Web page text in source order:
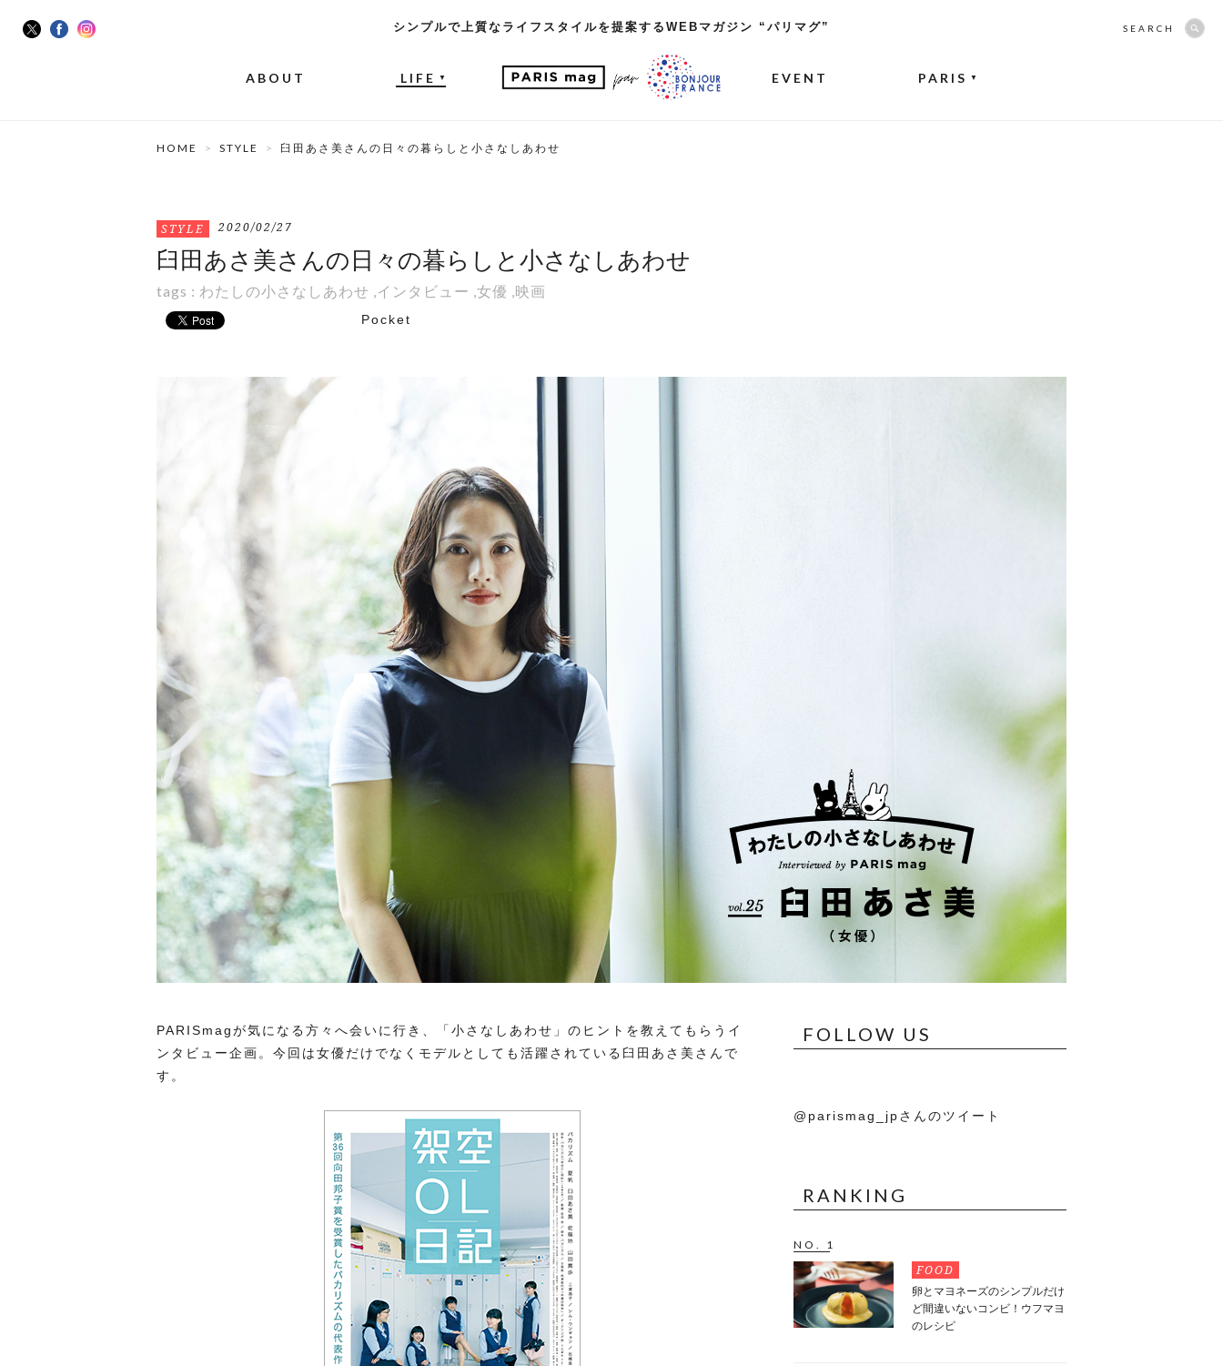
シンプルで上質なライフスタイルを提案するWEBマガジン “パリマグ”
ABOUT LIFE ▼ EVENT PARIS ▼
SEARCH
HOME STYLE 臼田あさ美さんの日々の暮らしと小さなしあわせ
STYLE 2020/02/27
臼田あさ美さんの日々の暮らしと小さなしあわせ
tags : わたしの小さなしあわせ ,インタビュー ,女優 ,映画
Pocket
PARISmagが気になる方々へ会いに行き、「小さなしあわせ」のヒントを教えてもらうイ
ンタビュー企画。今回は女優だけでなくモデルとしても活躍されている臼田あさ美さんで
す。
FOLLOW US
@parismag_jpさんのツイート
RANKING
NO. 1
FOOD
卵とマヨネーズのシンプルだけ
ど間違いないコンビ！ウフマヨ
のレシピ